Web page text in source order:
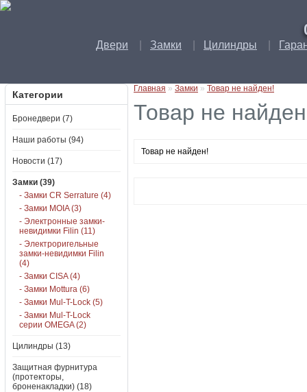
Двери Замки Цилиндры
Категории
Бронедвери (7)
Наши работы (94)
Новости (17)
Замки (39)
- Замки CR Serrature (4)
- Замки MOIA (3)
- Электронные замки-
невидимки Filin (11)
- Электроригельные
замки-невидимки Filin
(4)
- Замки CISA (4)
- Замки Mottura (6)
- Замки Mul-T-Lock (5)
- Замки Mul-T-Lock
серии OMEGA (2)
Цилиндры (13)
Защитная фурнитура
(протекторы,
броненакладки) (18)
Главная » Замки » Товар не найден!
Товар не
Товар не найден!